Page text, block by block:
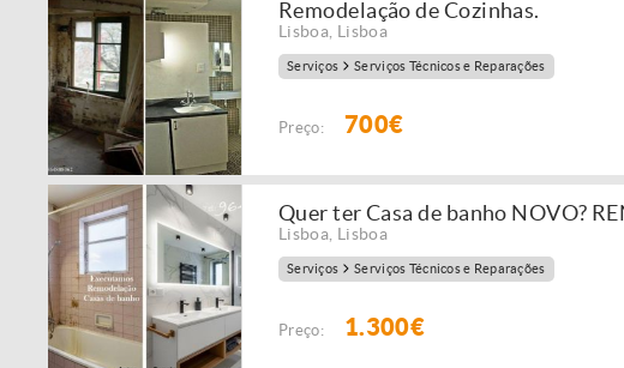
Remodelação de Cozinhas.
Lisboa Lisboa
Serviços Serviços Técnicos e Reparações
Preço: 700€
Quer ter Casa de banho NOVO?
Lisboa Lisboa
Serviços Serviços Técnicos e Reparações
Preço: 1.300€